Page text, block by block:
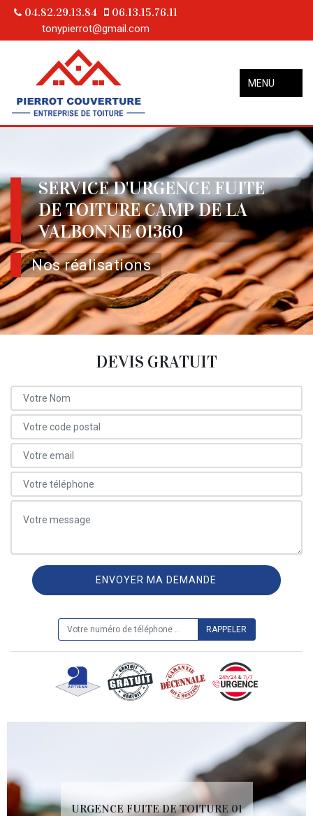
04.82.29.13.84 06.13.15.76.11
tonypierrot@gmail.com
MENU
SERVICE D'URGENCE FUITE
DE TOITURE CAMP DE LA
VALBONNE 01360
Nos réalisations
DEVIS GRATUIT
URGENCE FUITE DE TOITURE 01